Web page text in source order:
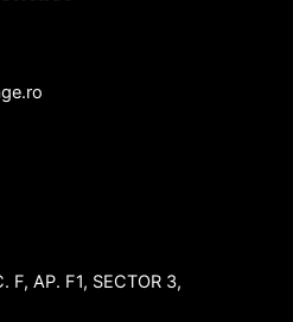
F, AP. F1, SECTOR 3,